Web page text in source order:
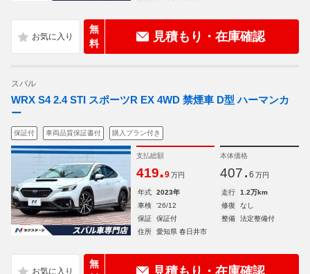
無
料
見積もり・在庫確認
スバル
WRX S4 2.4 STI スポーツR EX 4WD 禁煙車 D型 ハーマンカ
ー
保証付 車両品質保証書付 購入プラン付き
支払総額
419.9 万円
本体価格
407. 6 万円
年式 2023年 走行
1.2万km
車検
'26/12 修復
なし
保証
保証付 整備
法定整備付
住所
愛知県 春日井市
無